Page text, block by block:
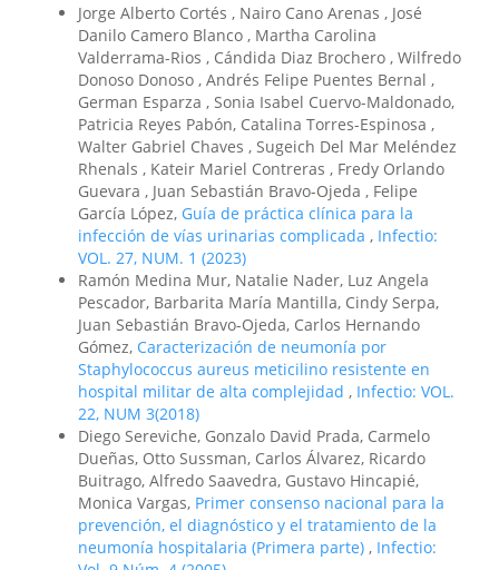
Jorge Alberto Cortés , Nairo Cano Arenas , José
Danilo Camero Blanco , Martha Carolina
Valderrama-Rios , Cándida Diaz Brochero , Wilfredo
Donoso Donoso , Andrés Felipe Puentes Bernal ,
German Esparza , Sonia Isabel Cuervo-Maldonado,
Patricia Reyes Pabón, Catalina Torres-Espinosa ,
Walter Gabriel Chaves , Sugeich Del Mar Meléndez
Rhenals , Kateir Mariel Contreras , Fredy Orlando
Guevara , Juan Sebastián Bravo-Ojeda , Felipe
García López, Guía de práctica clínica para la
infección de vías urinarias complicada , Infectio:
VOL. 27, NUM. 1 (2023)
Ramón Medina Mur, Natalie Nader, Luz Angela
Pescador, Barbarita María Mantilla, Cindy Serpa,
Juan Sebastián Bravo-Ojeda, Carlos Hernando
Gómez, Caracterización de neumonía por
Staphylococcus aureus meticilino resistente en
hospital militar de alta complejidad , Infectio: VOL.
22, NUM 3(2018)
Diego Sereviche, Gonzalo David Prada, Carmelo
Dueñas, Otto Sussman, Carlos Álvarez, Ricardo
Buitrago, Alfredo Saavedra, Gustavo Hincapié,
Monica Vargas, Primer consenso nacional para la
prevención, el diagnóstico y el tratamiento de la
neumonía hospitalaria (Primera parte) , Infectio: